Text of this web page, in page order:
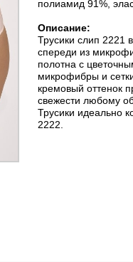
полиамид 91%,
Описание:
Трусики слип 2221
спереди из
полотна с
микрофибры и
кремовый оттенок
свежести любому
Трусики идеально
2222.